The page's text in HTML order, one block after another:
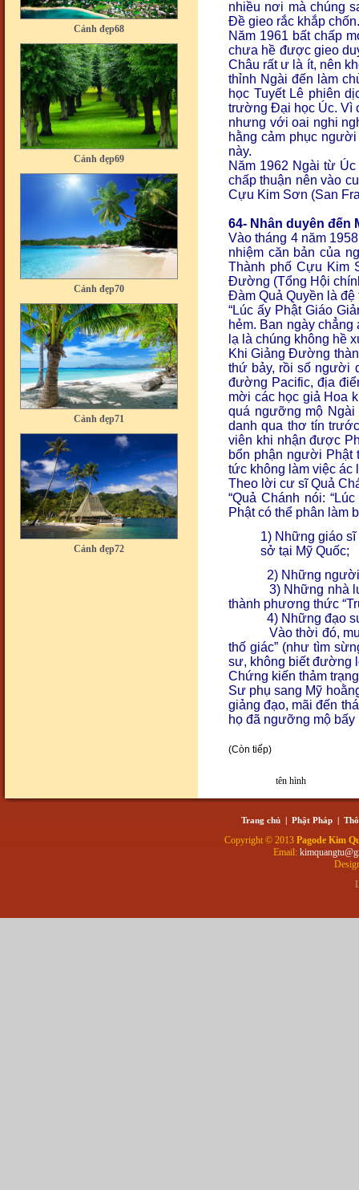
Cảnh đẹp68
Cảnh đẹp69
Cảnh đẹp70
Cảnh đẹp71
Cảnh đẹp72
Cảnh đẹp75
nhiều nơi mà chúng
Đề gieo rắc khắp chốn.
Năm 1961 bất chấp
chưa hề được gieo
Châu rất ư là ít, nên
thỉnh Ngài đến làm
học Tuyết Lê phiên
trường Đại học Úc. Vì
nhưng với oai nghi
hằng cảm phục
này.
Năm 1962 Ngài từ
chấp thuận nên vào
Cựu Kim Sơn (San
64- Nhân duyên đến
Vào tháng 4 năm
nhiệm căn bản của
Thành phố Cựu Kim
Đường (Tổng Hội
Đàm Quả Quyền là
“Lúc ấy Phật Giáo
hẻm. Ban ngày
lạ là chúng không hề
Khi Giảng Đường
thứ bảy, rồi số người
đường Pacific, địa
mời các học giả Hoa
quá ngưỡng mộ Ngài
danh qua thơ tín
viên khi nhận được
bổn phận người Phật
tức không làm việc ác
Theo lời cư sĩ Quả
“Quả Chánh nói:
Phật có thể phân làm
1) Những giáo
sở tại Mỹ Quốc;
2) Những
3) Những nhà
thành phương thức
4) Những đạo
Vào thời đó,
thố giác” (như tìm
sư, không biết đường
Chứng kiến thảm
Sư phụ sang Mỹ
giảng đạo, mãi đến
họ đã ngưỡng mộ bấy
(Còn tiếp)
tên hình
Trang chủ | Phật Pháp |
Copyright © 2013 Pagode Kim
Email: